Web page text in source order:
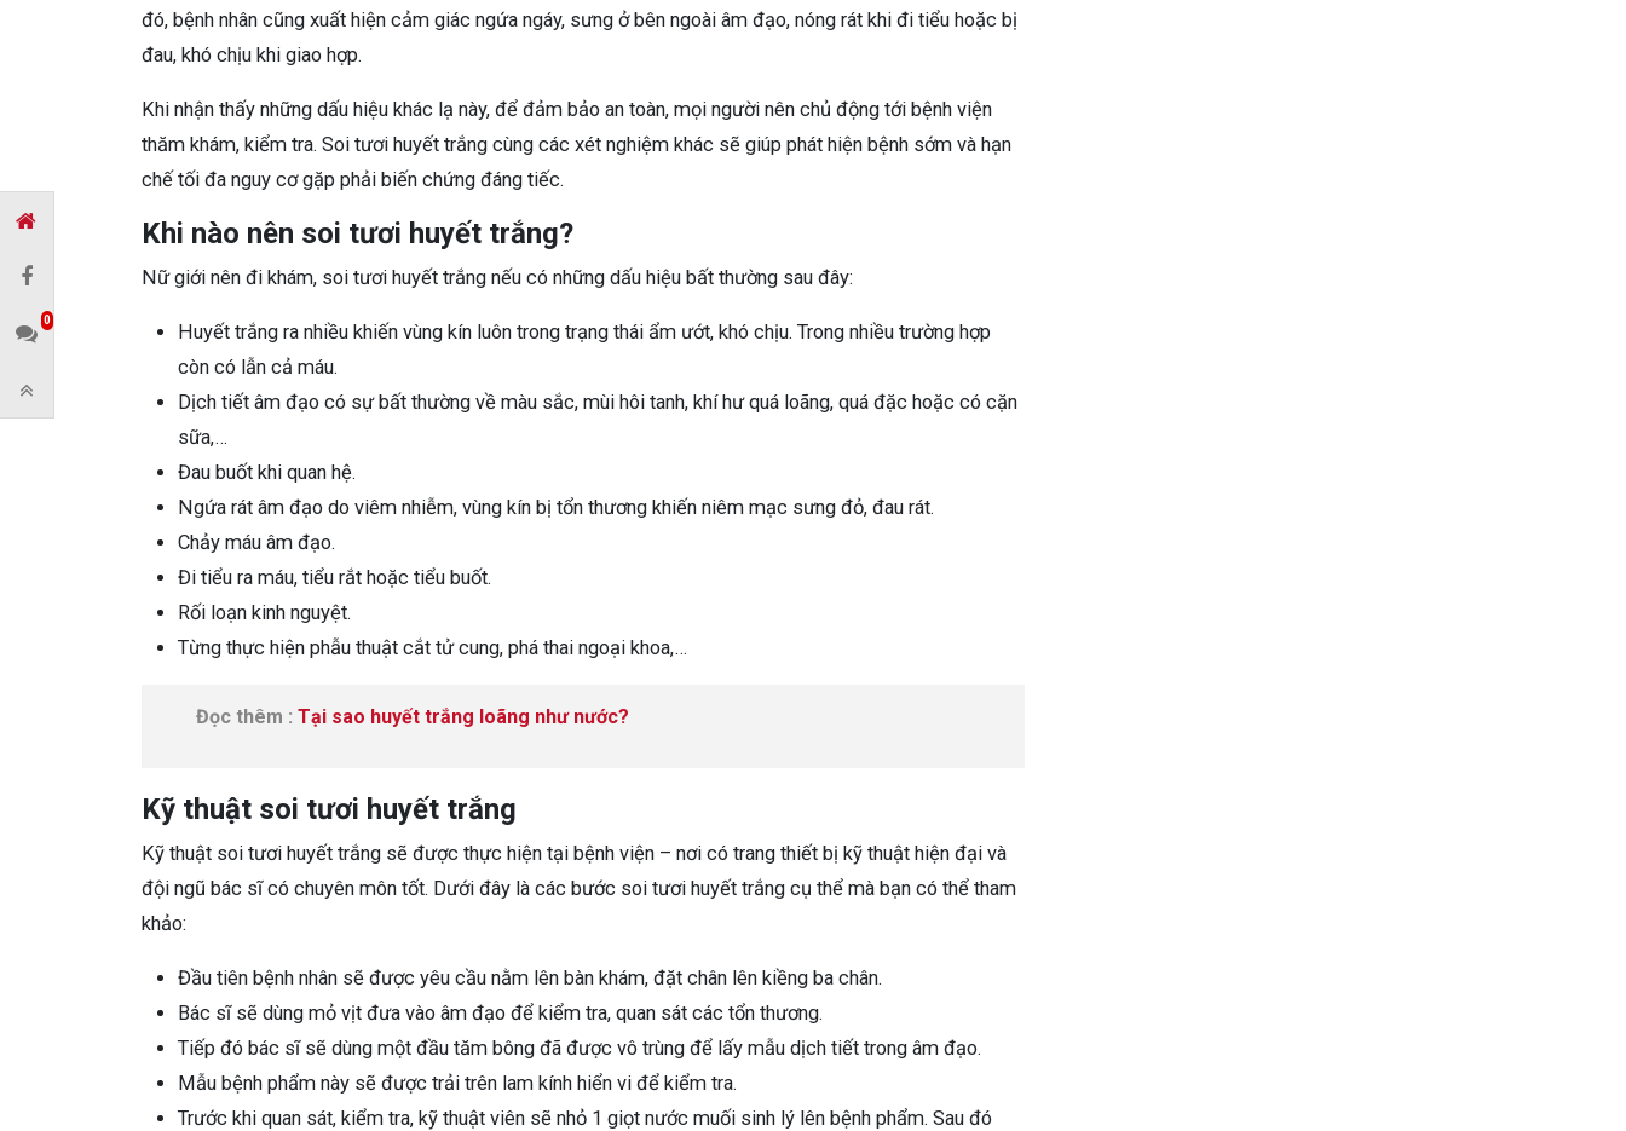
đó, bệnh nhân cũng xuất hiện cảm giác ngứa ngáy, sưng ở bên ngoài âm đạo, nóng rát khi đi tiểu hoặc bị
đau, khó chịu khi giao hợp.
Khi nhận thấy những dấu hiệu khác lạ này, để đảm bảo an toàn, mọi người nên chủ động tới bệnh viện
thăm khám, kiểm tra. Soi tươi huyết trắng cùng các xét nghiệm khác sẽ giúp phát hiện bệnh sớm và hạn
chế tối đa nguy cơ gặp phải biến chứng đáng tiếc.
Khi nào nên soi tươi huyết trắng?
Nữ giới nên đi khám, soi tươi huyết trắng nếu có những dấu hiệu bất thường sau đây:
Huyết trắng ra nhiều khiến vùng kín luôn trong trạng thái ẩm ướt, khó chịu. Trong nhiều trường hợp
còn có lẫn cả máu.
Dịch tiết âm đạo có sự bất thường về màu sắc, mùi hôi tanh, khí hư quá loãng, quá đặc hoặc có cặn
sữa,…
Đau buốt khi quan hệ.
Ngứa rát âm đạo do viêm nhiễm, vùng kín bị tổn thương khiến niêm mạc sưng đỏ, đau rát.
Chảy máu âm đạo.
Đi tiểu ra máu, tiểu rắt hoặc tiểu buốt.
Rối loạn kinh nguyệt.
Từng thực hiện phẫu thuật cắt tử cung, phá thai ngoại khoa,…
Đọc thêm : Tại sao huyết trắng loãng như nước?
Kỹ thuật soi tươi huyết trắng
Kỹ thuật soi tươi huyết trắng sẽ được thực hiện tại bệnh viện – nơi có trang thiết bị kỹ thuật hiện đại và
đội ngũ bác sĩ có chuyên môn tốt. Dưới đây là các bước soi tươi huyết trắng cụ thể mà bạn có thể tham
khảo:
Đầu tiên bệnh nhân sẽ được yêu cầu nằm lên bàn khám, đặt chân lên kiềng ba chân.
Bác sĩ sẽ dùng mỏ vịt đưa vào âm đạo để kiểm tra, quan sát các tổn thương.
Tiếp đó bác sĩ sẽ dùng một đầu tăm bông đã được vô trùng để lấy mẫu dịch tiết trong âm đạo.
Mẫu bệnh phẩm này sẽ được trải trên lam kính hiển vi để kiểm tra.
Trước khi quan sát, kiểm tra, kỹ thuật viên sẽ nhỏ 1 giọt nước muối sinh lý lên bệnh phẩm. Sau đó
0